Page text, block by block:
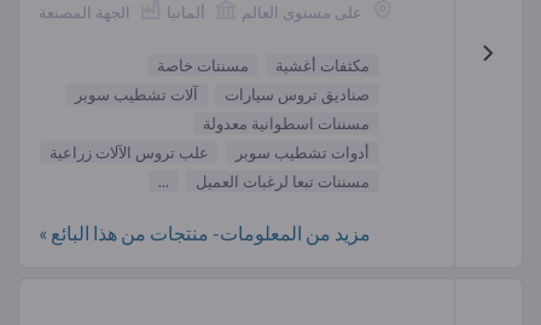
الجهة المصنعة ألمانيا على مستوى العالم
مكثفات أغشية
مسننات خاصة
صناديق تروس سيارات
آلات تشطيب سوبر
مسننات اسطوانية معدولة
أدوات تشطيب سوبر
علب تروس الآلات زراعية
مسننات تبعا لرغبات العميل
...
مزيد من المعلومات- منتجات من هذا البائع »